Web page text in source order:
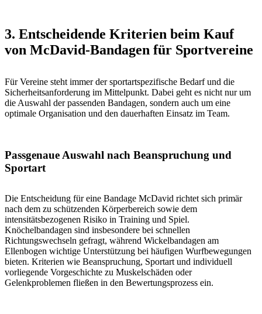
3. Entscheidende Kriterien beim Kauf
von McDavid-Bandagen für Sportvereine
Für Vereine steht immer der sportartspezifische Bedarf und die
Sicherheitsanforderung im Mittelpunkt. Dabei geht es nicht nur um
die Auswahl der passenden Bandagen, sondern auch um eine
optimale Organisation und den dauerhaften Einsatz im Team.
Passgenaue Auswahl nach Beanspruchung und
Sportart
Die Entscheidung für eine Bandage McDavid richtet sich primär
nach dem zu schützenden Körperbereich sowie dem
intensitätsbezogenen Risiko in Training und Spiel.
Knöchelbandagen sind insbesondere bei schnellen
Richtungswechseln gefragt, während Wickelbandagen am
Ellenbogen wichtige Unterstützung bei häufigen Wurfbewegungen
bieten. Kriterien wie Beanspruchung, Sportart und individuell
vorliegende Vorgeschichte zu Muskelschäden oder
Gelenkproblemen fließen in den Bewertungsprozess ein.